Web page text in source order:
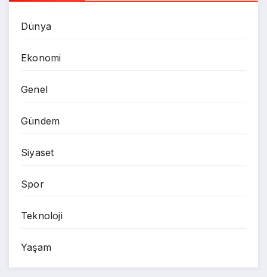
Dünya
Ekonomi
Genel
Gündem
Siyaset
Spor
Teknoloji
Yaşam